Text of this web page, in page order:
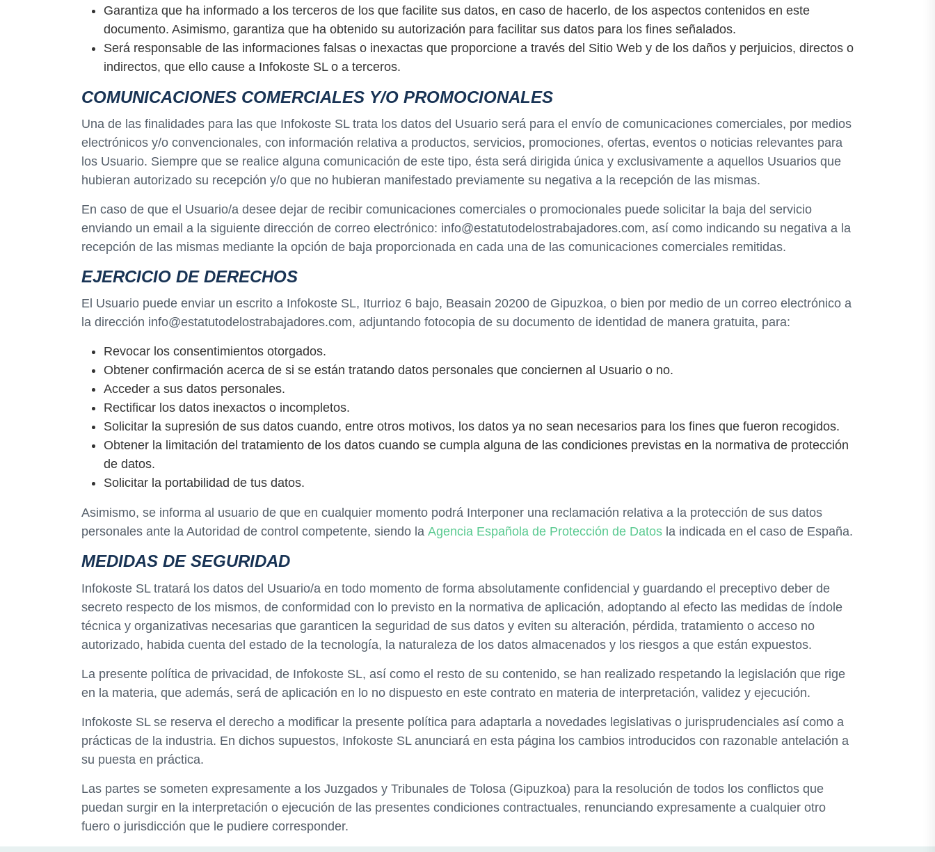
Garantiza que ha informado a los terceros de los que facilite sus datos, en caso de hacerlo, de los aspectos contenidos en este
documento. Asimismo, garantiza que ha obtenido su autorización para facilitar sus datos para los fines señalados.
Será responsable de las informaciones falsas o inexactas que proporcione a través del Sitio Web y de los daños y perjuicios, directos o
indirectos, que ello cause a Infokoste SL o a terceros.
COMUNICACIONES COMERCIALES Y/O PROMOCIONALES
Una de las finalidades para las que Infokoste SL trata los datos del Usuario será para el envío de comunicaciones comerciales, por medios
electrónicos y/o convencionales, con información relativa a productos, servicios, promociones, ofertas, eventos o noticias relevantes para
los Usuario. Siempre que se realice alguna comunicación de este tipo, ésta será dirigida única y exclusivamente a aquellos Usuarios que
hubieran autorizado su recepción y/o que no hubieran manifestado previamente su negativa a la recepción de las mismas.
En caso de que el Usuario/a desee dejar de recibir comunicaciones comerciales o promocionales puede solicitar la baja del servicio
enviando un email a la siguiente dirección de correo electrónico: info@estatutodelostrabajadores.com, así como indicando su negativa a la
recepción de las mismas mediante la opción de baja proporcionada en cada una de las comunicaciones comerciales remitidas.
EJERCICIO DE DERECHOS
El Usuario puede enviar un escrito a Infokoste SL, Iturrioz 6 bajo, Beasain 20200 de Gipuzkoa, o bien por medio de un correo electrónico a
la dirección info@estatutodelostrabajadores.com, adjuntando fotocopia de su documento de identidad de manera gratuita, para:
Revocar los consentimientos otorgados.
Obtener confirmación acerca de si se están tratando datos personales que conciernen al Usuario o no.
Acceder a sus datos personales.
Rectificar los datos inexactos o incompletos.
Solicitar la supresión de sus datos cuando, entre otros motivos, los datos ya no sean necesarios para los fines que fueron recogidos.
Obtener la limitación del tratamiento de los datos cuando se cumpla alguna de las condiciones previstas en la normativa de protección
de datos.
Solicitar la portabilidad de tus datos.
Asimismo, se informa al usuario de que en cualquier momento podrá Interponer una reclamación relativa a la protección de sus datos
personales ante la Autoridad de control competente, siendo la Agencia Española de Protección de Datos la indicada en el caso de España.
MEDIDAS DE SEGURIDAD
Infokoste SL tratará los datos del Usuario/a en todo momento de forma absolutamente confidencial y guardando el preceptivo deber de
secreto respecto de los mismos, de conformidad con lo previsto en la normativa de aplicación, adoptando al efecto las medidas de índole
técnica y organizativas necesarias que garanticen la seguridad de sus datos y eviten su alteración, pérdida, tratamiento o acceso no
autorizado, habida cuenta del estado de la tecnología, la naturaleza de los datos almacenados y los riesgos a que están expuestos.
La presente política de privacidad, de Infokoste SL, así como el resto de su contenido, se han realizado respetando la legislación que rige
en la materia, que además, será de aplicación en lo no dispuesto en este contrato en materia de interpretación, validez y ejecución.
Infokoste SL se reserva el derecho a modificar la presente política para adaptarla a novedades legislativas o jurisprudenciales así como a
prácticas de la industria. En dichos supuestos, Infokoste SL anunciará en esta página los cambios introducidos con razonable antelación a
su puesta en práctica.
Las partes se someten expresamente a los Juzgados y Tribunales de Tolosa (Gipuzkoa) para la resolución de todos los conflictos que
puedan surgir en la interpretación o ejecución de las presentes condiciones contractuales, renunciando expresamente a cualquier otro
fuero o jurisdicción que le pudiere corresponder.